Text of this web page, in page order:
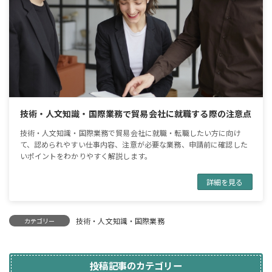
技術・人文知識・国際業務で貿易会社に就職する際の注意点
技術・人文知識・国際業務で貿易会社に就職・転職したい方に向け
て、認められやすい仕事内容、注意が必要な業務、申請前に確認した
いポイントをわかりやすく解説します。
詳細を見る
カテゴリー 技術・人文知識・国際業務
投稿記事のカテゴリー